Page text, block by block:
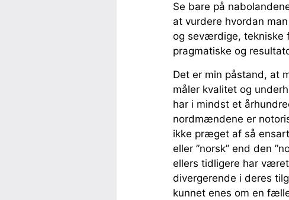
Se bare på
at vurdere hvordan
og seværdige, tekniske
pragmatiske og
Det er min påstand, at
måler kvalitet og
har i mindst et
nordmændene er
ikke præget af så
eller ”norsk” end den
ellers tidligere har
divergerende i deres
kunnet enes om en